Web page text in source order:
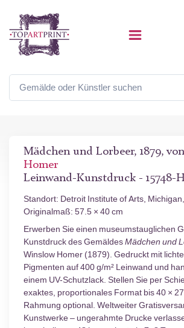
Mädchen und Lorbeer, 1879, von
Homer
Leinwand-Kunstdruck - 15748-
Standort: Detroit Institute of Arts,
Originalmaß: 57.5 × 40 cm
Erwerben Sie einen museumstauglichen
Kunstdruck des GemäldesMädchen und
Winslow Homer (1879). Gedruckt mit
Pigmenten auf 400 g/m² Leinwand und
einem UV-Schutzlack. Stellen Sie per
exaktes, proportionales Format bis 40 ×
Rahmung optional. Weltweiter
Kunstwerke – ungerahmte Drucke